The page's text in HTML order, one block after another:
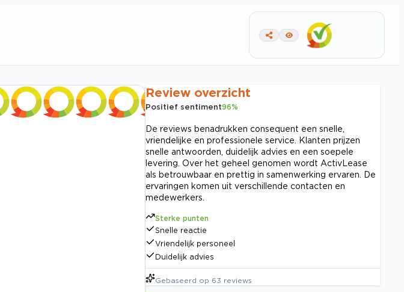
Review overzicht
Positief sentiment96%
De reviews benadrukken consequent een snelle,
vriendelijke en professionele service. Klanten prijzen
snelle antwoorden, duidelijk advies en een soepele
levering. Over het geheel genomen wordt ActivLease
als betrouwbaar en prettig in samenwerking ervaren. De
ervaringen komen uit verschillende contacten en
medewerkers.
Sterke punten
Snelle reactie
Vriendelijk personeel
Duidelijk advies
Gebaseerd op 63 reviews